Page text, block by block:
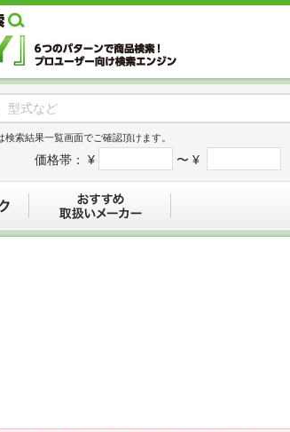
索結果一覧画面でご確認頂けます。
価格帯： ¥ 〜 ¥